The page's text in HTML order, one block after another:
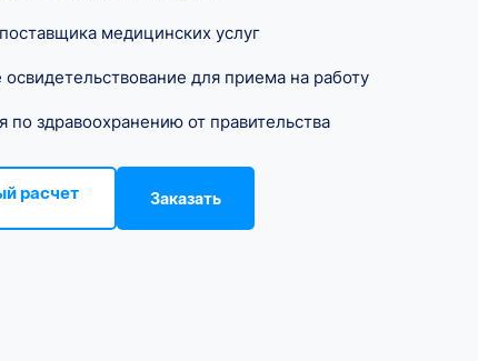
медицинских услуг
для приема на работу
по здравоохранению от правительства
расчет Заказать